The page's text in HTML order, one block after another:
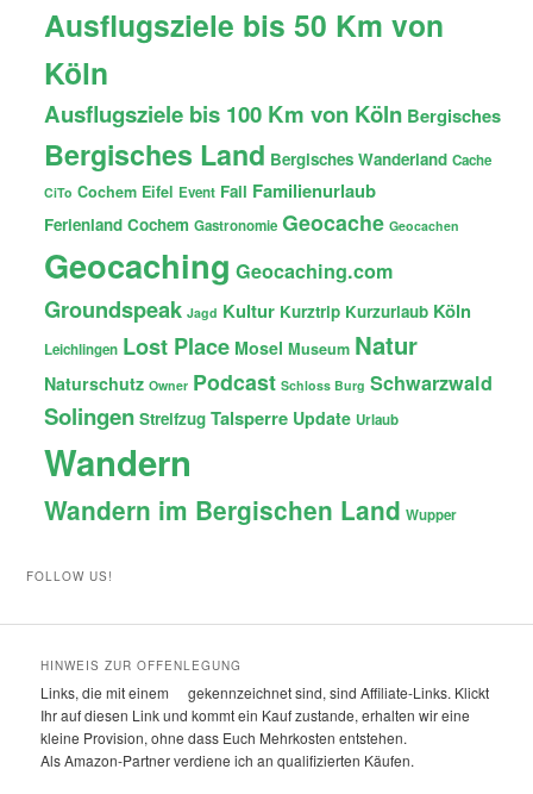
Ausflugsziele bis 50 Km von
Köln
Ausflugsziele bis 100 Km von Köln Bergisches
Bergisches Land Bergisches Wanderland Cache
CiTo Cochem Eifel Event Fail Familienurlaub
Ferienland Cochem Gastronomie Geocache Geocachen
Geocaching Geocaching.com
Groundspeak Jagd Kultur Kurztrip Kurzurlaub Köln
Leichlingen Lost Place Mosel Museum Natur
Naturschutz Owner Podcast Schloss Burg Schwarzwald
Solingen Streifzug Talsperre Update Urlaub
Wandern
Wandern im Bergischen Land Wupper
FOLLOW US!
HINWEIS ZUR OFFENLEGUNG
Links, die mit einem
gekennzeichnet sind, sind Affiliate-Links. Klickt
Ihr auf diesen Link und kommt ein Kauf zustande, erhalten wir eine
kleine Provision, ohne dass Euch Mehrkosten entstehen.
Als Amazon-Partner verdiene ich an qualifizierten Käufen.